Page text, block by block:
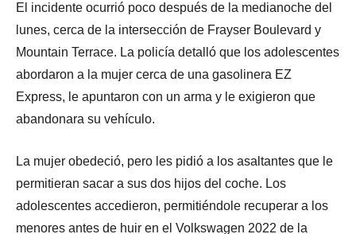
El incidente ocurrió poco después de la medianoche del
lunes, cerca de la intersección de Frayser Boulevard y
Mountain Terrace. La policía detalló que los adolescentes
abordaron a la mujer cerca de una gasolinera EZ
Express, le apuntaron con un arma y le exigieron que
abandonara su vehículo.
La mujer obedeció, pero les pidió a los asaltantes que le
permitieran sacar a sus dos hijos del coche. Los
adolescentes accedieron, permitiéndole recuperar a los
menores antes de huir en el Volkswagen 2022 de la